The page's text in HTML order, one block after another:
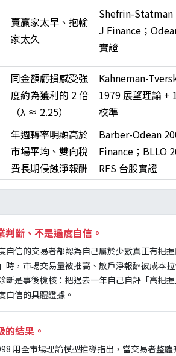
賣贏家太早、抱輸
家太久
Shefrin-Statman
J Finance；
實證
同金額虧損感受強
度約為獲利的 2 倍
（λ ≈ 2.25）
Kahneman-
1979 展望理論 +
校準
年週轉率明顯高於
市場平均、雙向稅
費長期侵蝕淨報酬
Barber-Odean
Finance；BLLO
RFS 台股實證
斷、不是過度自信。
信的交易者都認為自己屬於少數真正有把
，市場交易量被推高、散戶淨報酬被成本
是事後檢核：把過去一年自己自評「高把
自信的具體證據。
結果。
用全市場理論模型推導指出，當交易者整體